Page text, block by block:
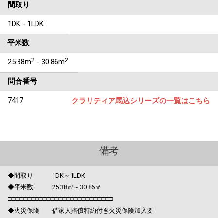
間取り
1DK - 1LDK
平米数
25.38m2 - 30.86m2
問合番号
7417 クラリティア馬込シリーズの一覧はこちら
備考
◆間取り 1DK～1LDK
◆平米数 25.38㎡～30.86㎡
□□□□□□□□□□□□□□□□□□□□□□□□□□□
◆火災保険 借家人賠償特約付き火災保険加入要